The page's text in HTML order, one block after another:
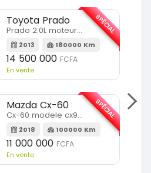
Toyota Prado
Prado 2.0L moteur d4d
2013 180000 Km
14 500 000 FCFA
En vente
SPÉCIAL
Mazda Cx-60
Cx-60 modele cx9 full option
2018 100000 Km
11 000 000 FCFA
En vente
SPÉCIAL